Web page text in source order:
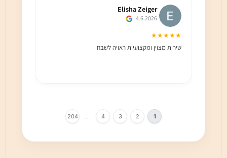
Elisha Zeiger
4.6.2026
★★★★★
שירות מצוין ומקצועיות ראויה לשבח
1
2
3
4
…
204